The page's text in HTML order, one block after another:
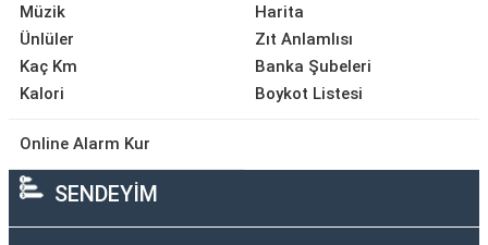
Müzik
Ünlüler
Kaç Km
Kalori
Harita
Zıt Anlamlısı
Banka Şubeleri
Boykot Listesi
Online Alarm Kur
SENDEYİM